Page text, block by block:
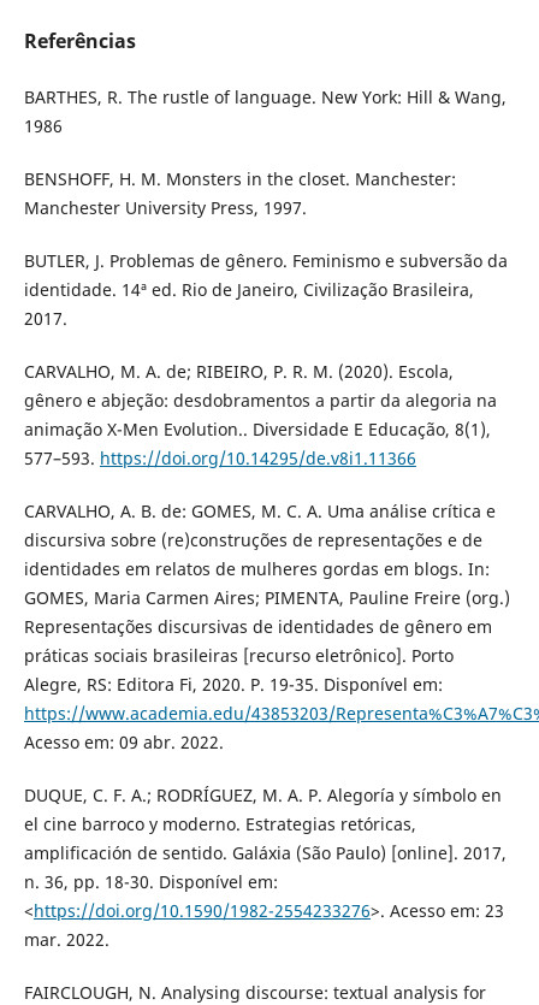
Referências
BARTHES, R. The rustle of language. New York: Hill & Wang,
1986
BENSHOFF, H. M. Monsters in the closet. Manchester:
Manchester University Press, 1997.
BUTLER, J. Problemas de gênero. Feminismo e subversão da
identidade. 14ª ed. Rio de Janeiro, Civilização Brasileira,
2017.
CARVALHO, M. A. de; RIBEIRO, P. R. M. (2020). Escola,
gênero e abjeção: desdobramentos a partir da alegoria na
animação X-Men Evolution.. Diversidade E Educação, 8(1),
577–593. https://doi.org/10.14295/de.v8i1.11366
CARVALHO, A. B. de: GOMES, M. C. A. Uma análise crítica e
discursiva sobre (re)construções de representações e de
identidades em relatos de mulheres gordas em blogs. In:
GOMES, Maria Carmen Aires; PIMENTA, Pauline Freire (org.)
Representações discursivas de identidades de gênero em
práticas sociais brasileiras [recurso eletrônico]. Porto
Alegre, RS: Editora Fi, 2020. P. 19-35. Disponível em:
https://www.academia.edu/43853203/
Acesso em: 09 abr. 2022.
DUQUE, C. F. A.; RODRÍGUEZ, M. A. P. Alegoría y símbolo en
el cine barroco y moderno. Estrategias retóricas,
amplificación de sentido. Galáxia (São Paulo) [online]. 2017,
n. 36, pp. 18-30. Disponível em:
<https://doi.org/10.1590/1982-2554233276>. Acesso em: 23
mar. 2022.
FAIRCLOUGH, N. Analysing discourse: textual analysis for